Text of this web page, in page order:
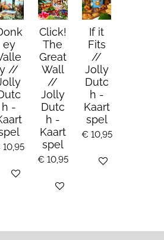
ey
y //
h -
Bekijk details
Click!
The
Great
Wall
//
Jolly
Dutc
h -
Kaart
spel
€ 10,95
Bekijk details
If it
Fits
//
Jolly
Dutc
h -
Kaart
spel
€ 10,95
Bekijk details